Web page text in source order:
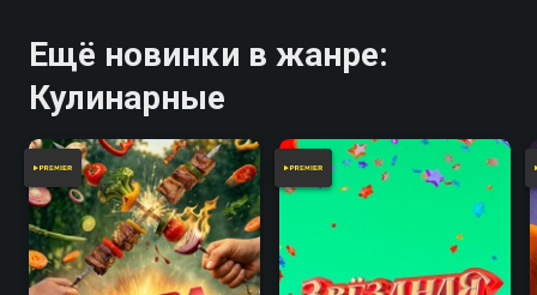
Ещё новинки в жанре:
Кулинарные